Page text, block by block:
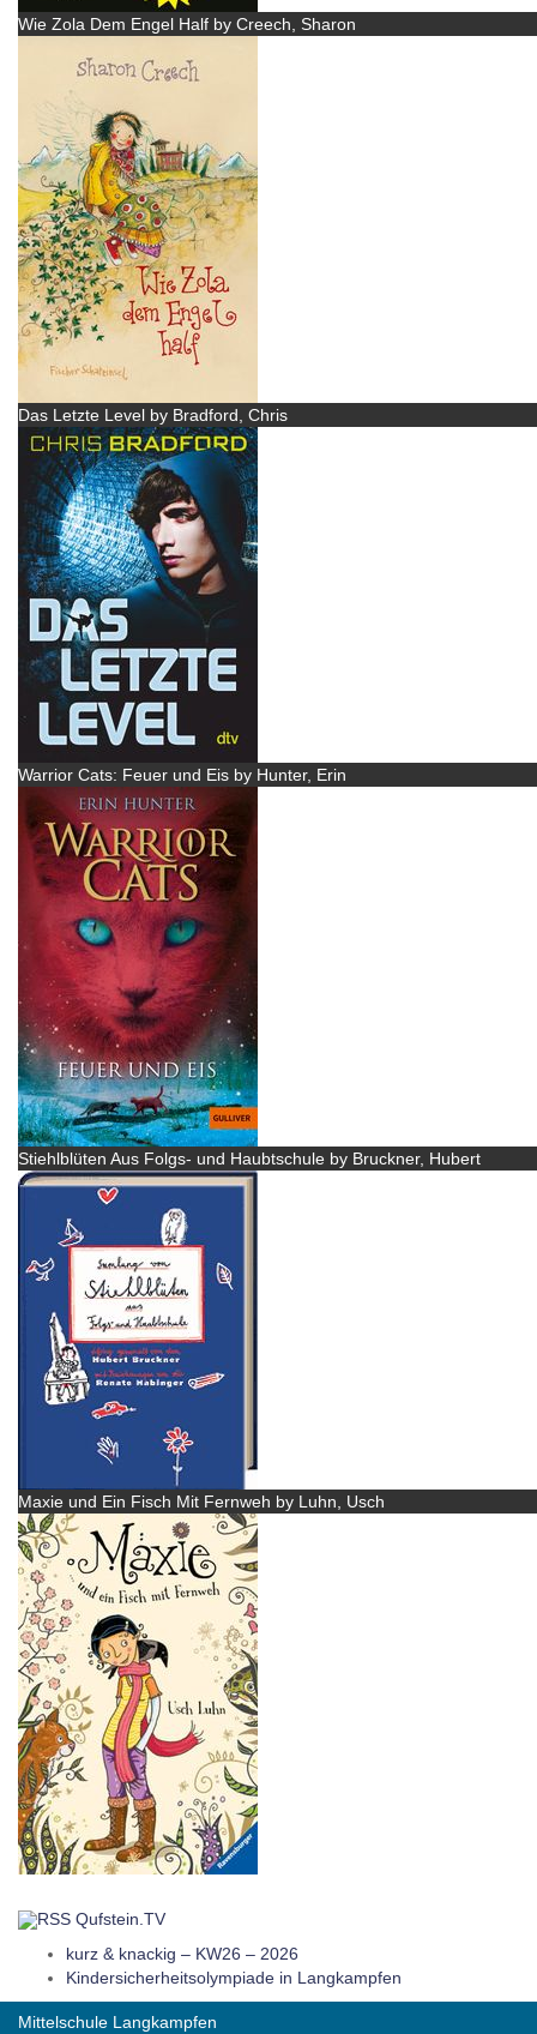
Wie Zola Dem Engel Half by Creech, Sharon
Das Letzte Level by Bradford, Chris
Warrior Cats: Feuer und Eis by Hunter, Erin
Stiehlblüten Aus Folgs- und Haubtschule by Bruckner, Hubert
Maxie und Ein Fisch Mit Fernweh by Luhn, Usch
Qufstein.TV
kurz & knackig – KW26 – 2026
Kindersicherheitsolympiade in Langkampfen
Mittelschule Langkampfen